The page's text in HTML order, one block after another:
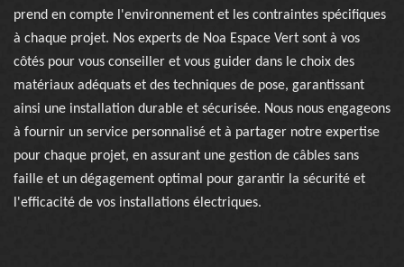
prend en compte l'environnement et les contraintes spécifiques
à chaque projet. Nos experts de Noa Espace Vert sont à vos
côtés pour vous conseiller et vous guider dans le choix des
matériaux adéquats et des techniques de pose, garantissant
ainsi une installation durable et sécurisée. Nous nous engageons
à fournir un service personnalisé et à partager notre expertise
pour chaque projet, en assurant une gestion de câbles sans
faille et un dégagement optimal pour garantir la sécurité et
l'efficacité de vos installations électriques.